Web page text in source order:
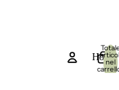
Home
nel
0